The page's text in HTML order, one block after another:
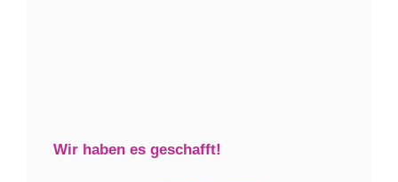
Wir haben es geschafft!